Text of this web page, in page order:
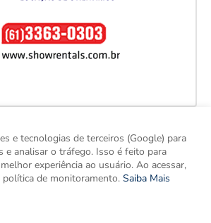
e tecnologias de terceiros (Google) para
e analisar o tráfego. Isso é feito para
experiência ao usuário. Ao acessar,
política de monitoramento. Saiba Mais